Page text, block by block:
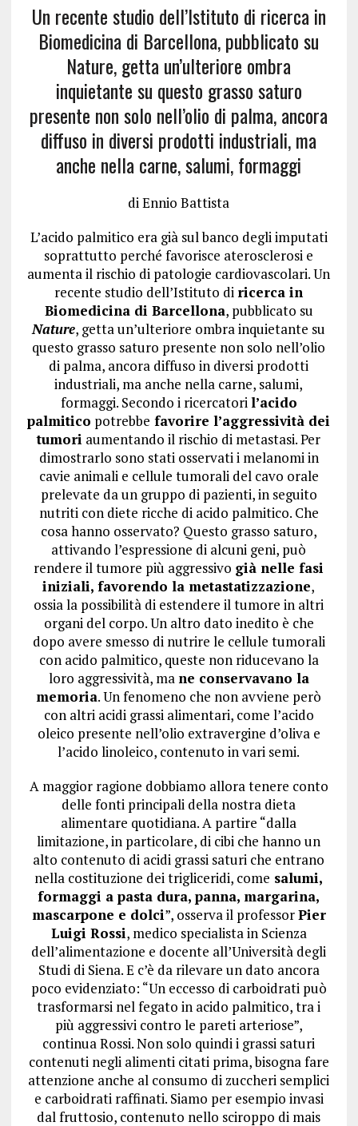
Un recente studio dell’Istituto di ricerca in
Biomedicina di Barcellona, pubblicato su
Nature, getta un’ulteriore ombra
inquietante su questo grasso saturo
presente non solo nell’olio di palma, ancora
diffuso in diversi prodotti industriali, ma
anche nella carne, salumi, formaggi
di Ennio Battista
L’acido palmitico era già sul banco degli imputati
soprattutto perché favorisce aterosclerosi e
aumenta il rischio di patologie cardiovascolari. Un
recente studio dell’Istituto di ricerca in
Biomedicina di Barcellona, pubblicato su
Nature, getta un’ulteriore ombra inquietante su
questo grasso saturo presente non solo nell’olio
di palma, ancora diffuso in diversi prodotti
industriali, ma anche nella carne, salumi,
formaggi. Secondo i ricercatoril’acido
palmitico potrebbe favorire l’aggressività dei
tumori aumentando il rischio di metastasi. Per
dimostrarlo sono stati osservati i melanomi in
cavie animali e cellule tumorali del cavo orale
prelevate da un gruppo di pazienti, in seguito
nutriti con diete ricche di acido palmitico. Che
cosa hanno osservato? Questo grasso saturo,
attivando l’espressione di alcuni geni, può
rendere il tumore più aggressivo già nelle fasi
iniziali, favorendo la metastatizzazione,
ossia la possibilità di estendere il tumore in altri
organi del corpo. Un altro dato inedito è che
dopo avere smesso di nutrire le cellule tumorali
con acido palmitico, queste non riducevano la
loro aggressività, ma ne conservavano la
memoria. Un fenomeno che non avviene però
con altri acidi grassi alimentari, come l’acido
oleico presente nell’olio extravergine d’oliva e
l’acido linoleico, contenuto in vari semi.
A maggior ragione dobbiamo allora tenere conto
delle fonti principali della nostra dieta
alimentare quotidiana. A partire “dalla
limitazione, in particolare, di cibi che hanno un
alto contenuto di acidi grassi saturi che entrano
nella costituzione dei trigliceridi, come salumi,
formaggi a pasta dura, panna, margarina,
mascarpone e dolci”, osserva il professorPier
Luigi Rossi, medico specialista in Scienza
dell’alimentazione e docente all’Università degli
Studi di Siena. E c’è da rilevare un dato ancora
poco evidenziato: “Un eccesso di carboidrati può
trasformarsi nel fegato in acido palmitico, tra i
più aggressivi contro le pareti arteriose”,
continua Rossi. Non solo quindi i grassi saturi
contenuti negli alimenti citati prima, bisogna fare
attenzione anche al consumo di zuccheri semplici
e carboidrati raffinati. Siamo per esempio invasi
dal fruttosio, contenuto nello sciroppo di mais